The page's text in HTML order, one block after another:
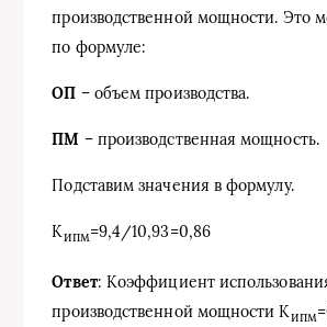
производственной мощности. Это
по формуле:
ОП – объем производства.
ПМ – производственная мощность.
Подставим значения в формулу.
Кипм=9,4/10,93=0,86
Ответ: Коэффициент
производственной мощности Кипм